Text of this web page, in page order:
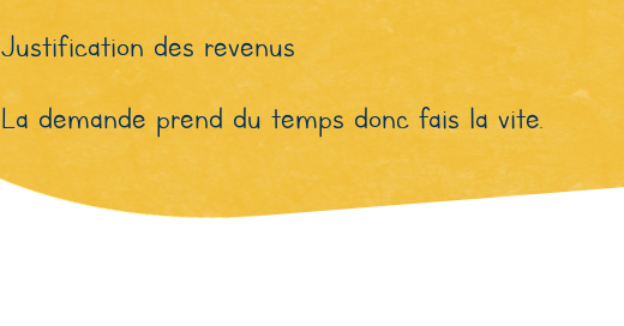
Justification des revenus
La demande prend du temps donc fais la vite.